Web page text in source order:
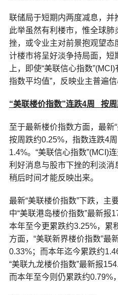
联储局于短期内两度减息，并
此举虽然有利楼市，惟全球
挫，或令业主对前景抱观望
计楼市将呈好淡争持局面，短
上，即使“美联信心指数
指数平均值”，反映业主普遍信
“美联楼价指数”连跌4周 按周
至于最新楼价指数方面，最新
按周跌约0.25%，指数连跌4
1.4%。“美联信心指数”(MCI)
利好消息与股市下挫的利淡
稍后时间才能反映出来。
最新“美联楼价指数”下跌，主
中“美联港岛楼价指数”最新报
本年至今更累跌约3.25%，累
方面，“美联新界楼价指数”最
0.33%；而本年迄今累跌约
“美联九龙楼价指数”最新报
而本年至今则仍累跌约0.79%